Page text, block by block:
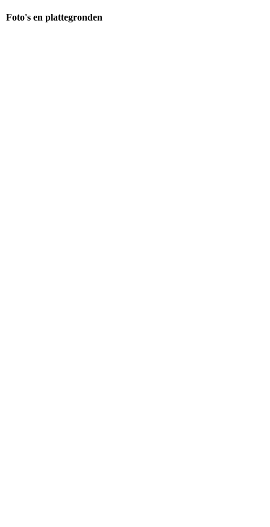
Foto's en plattegronden